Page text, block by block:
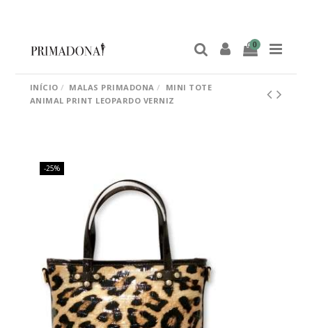
0
INÍCIO MALAS PRIMADONA
MINI TOTE
ANIMAL PRINT LEOPARDO VERNIZ
-25%